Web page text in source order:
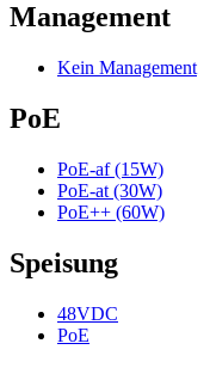
Management
Kein Management
PoE
PoE-af (15W)
PoE-at (30W)
PoE++ (60W)
Speisung
48VDC
PoE